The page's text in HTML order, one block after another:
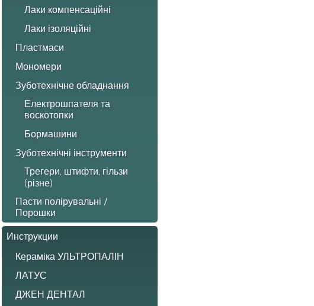
Лаки компенсаційні
Лаки ізоляційні
Пластмаси
Мономери
Зуботехнічне обладнання
Електрошпателя та
воскотопки
Бормашини
Зуботехнічні інструменти
Трегери, штифти, гільзи
(різне)
Пасти полірувальні /
Порошки
Инструкции
Кераміка УЛЬТРОПАЛІН
ЛАТУС
ДЖЕН ДЕНТАЛ